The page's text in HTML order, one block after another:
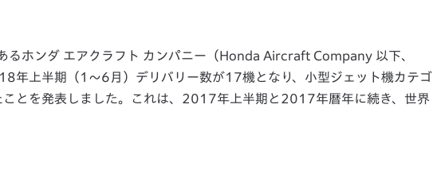
ホンダ エアクラフト カンパニー（Honda Aircraft Company 以下、
年上半期（1～6月）デリバリー数が17機となり、小型ジェット機カテゴ
ことを発表しました。これは、2017年上半期と2017年暦年に続き、世界